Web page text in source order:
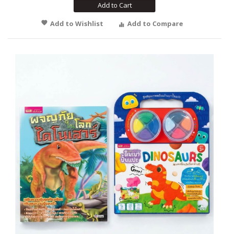
Add to Cart
Add to Wishlist
Add to Compare